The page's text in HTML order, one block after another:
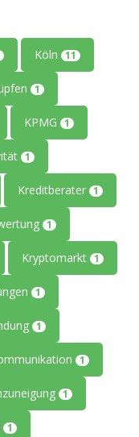
Köln 11
1
KPMG 1
1
Kreditberater 1
1
Kryptomarkt 1
1
1
1
1
1